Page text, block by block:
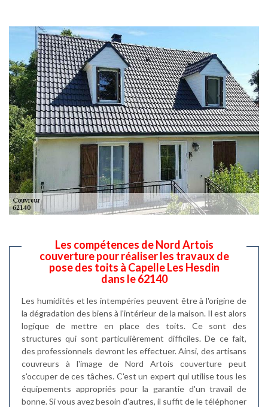
Les compétences de Nord Artois
couverture pour réaliser les travaux de
pose des toits à Capelle Les Hesdin
dans le 62140
Les humidités et les intempéries peuvent être à l'origine de
la dégradation des biens à l'intérieur de la maison. Il est alors
logique de mettre en place des toits. Ce sont des
structures qui sont particulièrement difficiles. De ce fait,
des professionnels devront les effectuer. Ainsi, des artisans
couvreurs à l'image de Nord Artois couverture peut
s'occuper de ces tâches. C'est un expert qui utilise tous les
équipements appropriés pour la garantie d'un travail de
bonne. Si vous avez besoin d'autres, il suffit de le téléphoner